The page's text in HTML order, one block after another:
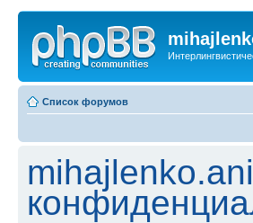
Список форумов